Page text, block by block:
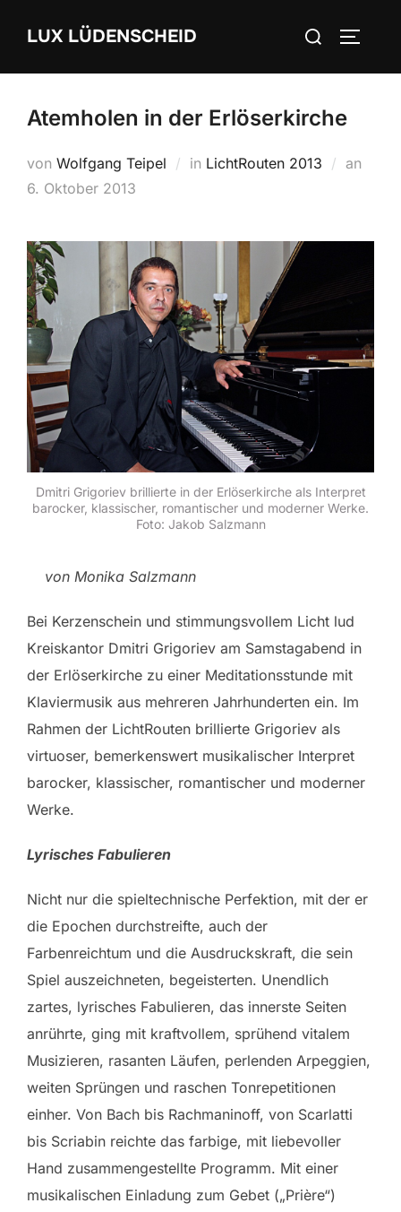
InhaltLUX LÜDENSCHEID
Suchen
Atemholen in der Erlöserkirche
von Wolfgang Teipel in LichtRouten 2013 an
6. Oktober 2013
Dmitri Grigoriev brillierte in der Erlöserkirche als Interpret
barocker, klassischer, romantischer und moderner Werke.
Foto: Jakob Salzmann
von Monika Salzmann
Bei Kerzenschein und stimmungsvollem Licht lud
Kreiskantor Dmitri Grigoriev am Samstagabend in
der Erlöserkirche zu einer Meditationsstunde mit
Klaviermusik aus mehreren Jahrhunderten ein. Im
Rahmen der LichtRouten brillierte Grigoriev als
virtuoser, bemerkenswert musikalischer Interpret
barocker, klassischer, romantischer und moderner
Werke.
Lyrisches Fabulieren
Nicht nur die spieltechnische Perfektion, mit der er
die Epochen durchstreifte, auch der
Farbenreichtum und die Ausdruckskraft, die sein
Spiel auszeichneten, begeisterten. Unendlich
zartes, lyrisches Fabulieren, das innerste Seiten
anrührte, ging mit kraftvollem, sprühend vitalem
Musizieren, rasanten Läufen, perlenden Arpeggien,
weiten Sprüngen und raschen Tonrepetitionen
einher. Von Bach bis Rachmaninoff, von Scarlatti
bis Scriabin reichte das farbige, mit liebevoller
Hand zusammengestellte Programm. Mit einer
musikalischen Einladung zum Gebet („Prière“)